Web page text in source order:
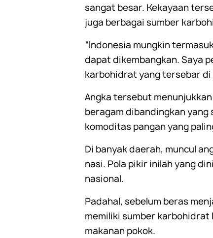
sangat besar. Kekayaan
juga berbagai sumber
“Indonesia mungkin
dapat dikembangkan. Saya
karbohidrat yang tersebar di
Angka tersebut
beragam dibandingkan yang
komoditas pangan yang
Di banyak daerah, muncul
nasi. Pola pikir inilah yang
nasional.
Padahal, sebelum beras
memiliki sumber karbohidrat
makanan pokok.